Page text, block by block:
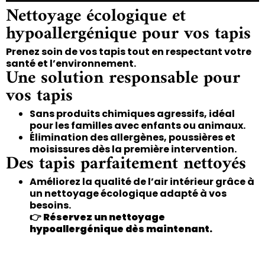
Nettoyage écologique et
hypoallergénique pour vos tapis
Prenez soin de vos tapis tout en respectant votre
santé et l’environnement.
Une solution responsable pour
vos tapis
Sans produits chimiques agressifs, idéal
pour les familles avec enfants ou animaux.
Élimination des allergènes, poussières et
moisissures dès la première intervention.
Des tapis parfaitement nettoyés
Améliorez la qualité de l’air intérieur grâce à
un nettoyage écologique adapté à vos
besoins.
👉Réservez un nettoyage
hypoallergénique dès maintenant.